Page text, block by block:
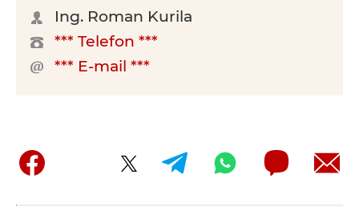
Ing. Roman Kurila
*** Telefon ***
*** E-mail ***